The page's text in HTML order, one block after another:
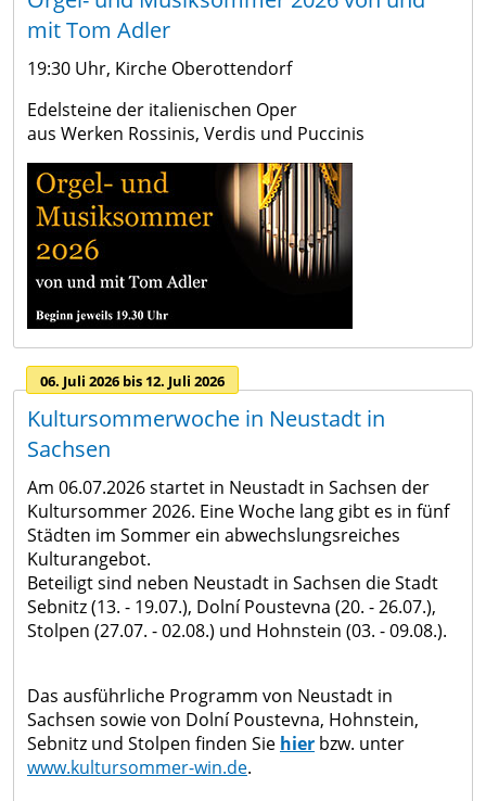
von
A
-
Z
Stellen- &
Ausbildungsangebote
Ausschreibung
Borderless
Trails
Bürgerinformation &
Stadtrat
Wahlen
Friedensrichter
Soziales
Bekanntmachungen
Ortsrecht
Formulare
Amtsblatt
Stadtmanagement
Messstelle
Oberottendorf
Verkehrseinschränkungen
Verdiente
Neustädter
Schulen
Horteinrichtungen
Mehrgenerationenhaus
Kirchen &
Religionsgemeinschaften
Städtepartnerschaften
Neustadt
in
Europa
Stadtbibliothek
Stadtmuseum
Stadtführungen
Interaktiver
Erlebnispfad
Neustadthalle
Kino
Schloss &
Kulturscheune
Hofmühle
Langburkersdorf
Gold-
und
Mineralien-
Erlebnisstätte
Polenz
Stadtmaskottchen
&
Bauen
Investoren
gesucht
Standort
mit
Zukunftsperspektive
Gewerbeflächen
Neustadts
Gewerbe
und
Unternehmen
Industrie-
Center
Neustadt
GmbH
Entwicklungskonzepte
Wohnen
in
Neustadt
Tourismus
&
Übernachtung/Gastronomie
mit Tom Adler
19:30 Uhr, Kirche Oberottendorf
Edelsteine der italienischen Oper
aus Werken Rossinis, Verdis und Puccinis
06. Juli 2026 bis 12. Juli 2026
Kultursommerwoche in Neustadt in
Sachsen
Am 06.07.2026 startet in Neustadt in Sachsen der
Kultursommer 2026. Eine Woche lang gibt es in fünf
Städten im Sommer ein abwechslungsreiches
Kulturangebot.
Beteiligt sind neben Neustadt in Sachsen die Stadt
Sebnitz (13. - 19.07.), Dolní Poustevna (20. - 26.07.),
Stolpen (27.07. - 02.08.) und Hohnstein (03. - 09.08.).
Das ausführliche Programm von Neustadt in
Sachsen sowie von Dolní Poustevna, Hohnstein,
Sebnitz und Stolpen finden Sie hier bzw. unter
www.kultursommer-win.de.